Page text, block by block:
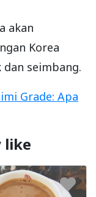
akan
Korea
seimbang.
Grade: Apa
like